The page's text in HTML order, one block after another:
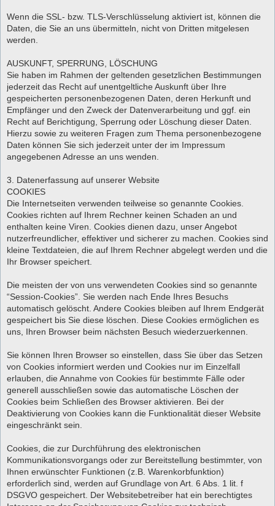
Wenn die SSL- bzw. TLS-Verschlüsselung aktiviert ist, können die
Daten, die Sie an uns übermitteln, nicht von Dritten mitgelesen
werden.
AUSKUNFT, SPERRUNG, LÖSCHUNG
Sie haben im Rahmen der geltenden gesetzlichen Bestimmungen
jederzeit das Recht auf unentgeltliche Auskunft über Ihre
gespeicherten personenbezogenen Daten, deren Herkunft und
Empfänger und den Zweck der Datenverarbeitung und ggf. ein
Recht auf Berichtigung, Sperrung oder Löschung dieser Daten.
Hierzu sowie zu weiteren Fragen zum Thema personenbezogene
Daten können Sie sich jederzeit unter der im Impressum
angegebenen Adresse an uns wenden.
3. Datenerfassung auf unserer Website
COOKIES
Die Internetseiten verwenden teilweise so genannte Cookies.
Cookies richten auf Ihrem Rechner keinen Schaden an und
enthalten keine Viren. Cookies dienen dazu, unser Angebot
nutzerfreundlicher, effektiver und sicherer zu machen. Cookies sind
kleine Textdateien, die auf Ihrem Rechner abgelegt werden und die
Ihr Browser speichert.
Die meisten der von uns verwendeten Cookies sind so genannte
“Session-Cookies”. Sie werden nach Ende Ihres Besuchs
automatisch gelöscht. Andere Cookies bleiben auf Ihrem Endgerät
gespeichert bis Sie diese löschen. Diese Cookies ermöglichen es
uns, Ihren Browser beim nächsten Besuch wiederzuerkennen.
Sie können Ihren Browser so einstellen, dass Sie über das Setzen
von Cookies informiert werden und Cookies nur im Einzelfall
erlauben, die Annahme von Cookies für bestimmte Fälle oder
generell ausschließen sowie das automatische Löschen der
Cookies beim Schließen des Browser aktivieren. Bei der
Deaktivierung von Cookies kann die Funktionalität dieser Website
eingeschränkt sein.
Cookies, die zur Durchführung des elektronischen
Kommunikationsvorgangs oder zur Bereitstellung bestimmter, von
Ihnen erwünschter Funktionen (z.B. Warenkorbfunktion)
erforderlich sind, werden auf Grundlage von Art. 6 Abs. 1 lit. f
DSGVO gespeichert. Der Websitebetreiber hat ein berechtigtes